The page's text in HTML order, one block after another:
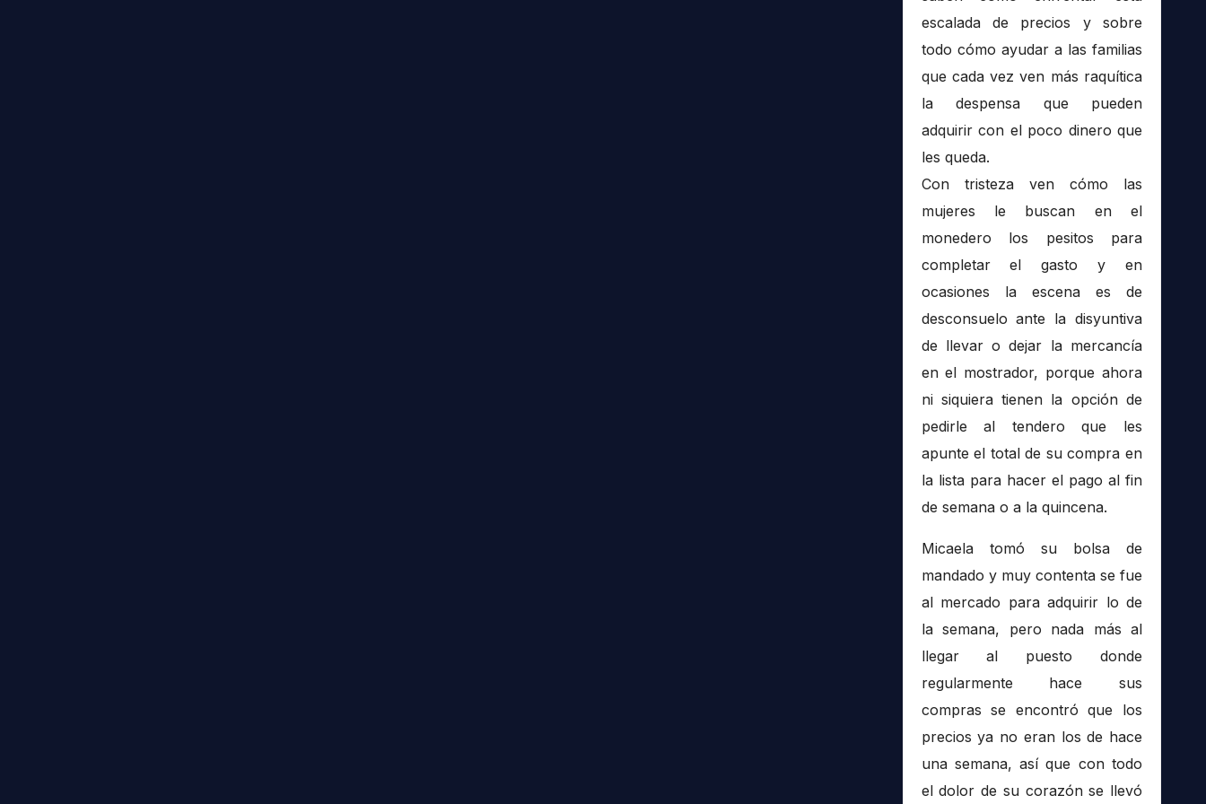
escalada de precios y sobre
todo cómo ayudar a las familias
que cada vez ven más raquítica
la despensa que pueden
adquirir con el poco dinero que
les queda.
Con tristeza ven cómo las
mujeres le buscan en el
monedero los pesitos para
completar el gasto y en
ocasiones la escena es de
desconsuelo ante la disyuntiva
de llevar o dejar la mercancía
en el mostrador, porque ahora
ni siquiera tienen la opción de
pedirle al tendero que les
apunte el total de su compra en
la lista para hacer el pago al fin
de semana o a la quincena.
Micaela tomó su bolsa de
mandado y muy contenta se fue
al mercado para adquirir lo de
la semana, pero nada más al
llegar al puesto donde
regularmente hace sus
compras se encontró que los
precios ya no eran los de hace
una semana, así que con todo
el dolor de su corazón se llevó